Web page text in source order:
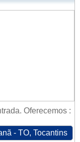
Oferecemos :
- TO, Tocantins